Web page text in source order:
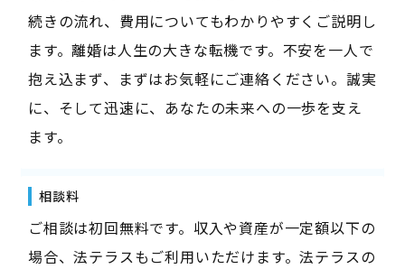
続きの流れ、費用についてもわかりやすくご説明し
ます。離婚は人生の大きな転機です。不安を一人で
抱え込まず、まずはお気軽にご連絡ください。誠実
に、そして迅速に、あなたの未来への一歩を支え
ます。
相談料
ご相談は初回無料です。収入や資産が一定額以下の
場合、法テラスもご利用いただけます。法テラスの